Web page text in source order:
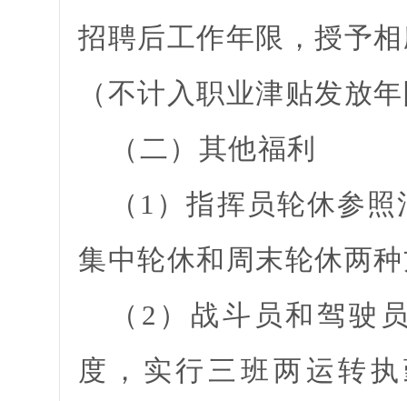
招聘后工作年限，授予
（不计入职业津贴发放
（二）其他福利
（1）指挥员轮休参
集中轮休和周末轮休两
（2）战斗员和驾驶
度，实行三班两运转